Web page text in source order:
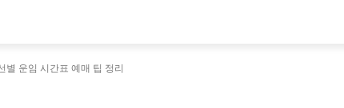
별 운임 시간표 예매 팁 정리